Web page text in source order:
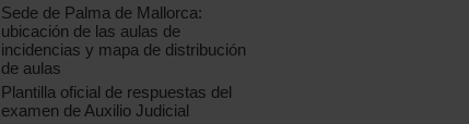
Sede de Palma de Mallorca:
ubicación de las aulas de
incidencias y mapa de distribución
de aulas
Plantilla oficial de respuestas del
examen de Auxilio Judicial